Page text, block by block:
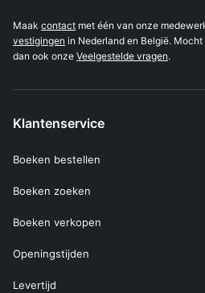
Maak contact met één van onze
vestigingen in Nederland en België.
dan ook onze Veelgestelde vragen.
Klantenservice
Boeken bestellen
Boeken zoeken
Boeken verkopen
Openingstijden
Levertijd